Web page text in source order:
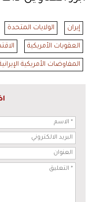
إيران الولايات المتحدة
العقوبات الأمريكية
المفاوضات الأمريكية